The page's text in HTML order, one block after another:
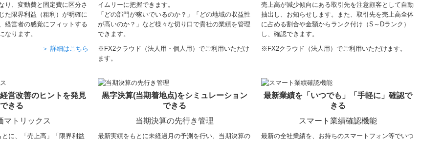
り、変動費と固定費に区分さ
た限界利益（粗利）が明確に
経営者の感覚にフィットする
なります。
＞ 詳細はこちら
イムリーに把握できます。
「どの部門が稼いでいるのか？」「どの地域の収益性
が高いのか？」など様々な切り口で貴社の業績を管理
できます。
※ FX2クラウド（法人用・個人用）でご利用いただけ
ます。
売上高が減少傾向にある取引先を注意顧客として自動
抽出し、お知らせします。また、取引先を売上高全体
に占める割合や金額からランク付け（S～Dランク）
し、確認できます。
※FX2クラウド（法人用）でご利用いただけます。
営改善のヒントを発見
できる
マトリックス
に、「売上高」「限界利益
黒字決算(当期着地点)をシミュレーション
できる
当期決算の先行き管理
最新実績をもとに未経過月の予測を行い、当期決算の
最新業績を「いつでも」「手軽に」確認で
きる
スマート業績確認機能
最新の全社業績を、お持ちのスマートフォン等でいつ